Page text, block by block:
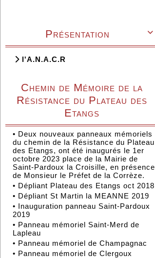

Présentation
l'A.N.A.C.R
Chemin de Mémoire de la
Résistance du Plateau des
Etangs
• Deux nouveaux panneaux mémoriels
du chemin de la Résistance du Plateau
des Etangs, ont été inaugurés le 1er
octobre 2023 place de la Mairie de
Saint-Pardoux la Croisille, en présence
de Monsieur le Préfet de la Corrèze.
• Dépliant Plateau des Etangs oct 2018
• Dépliant St Martin la MEANNE 2019
• Inauguration panneau Saint-Pardoux
2019
• Panneau mémoriel Saint-Merd de
Lapleau
• Panneau mémoriel de Champagnac
• Panneau mémoriel de Clergoux